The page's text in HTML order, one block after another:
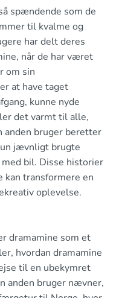
spændende som de
til kvalme og
har delt deres
når de har været
om sin
at have taget
kunne nyde
det varmt til alle,
anden bruger beretter
jævnligt brugte
bil. Disse historier
kan transformere en
oplevelse.
dramamine som et
hvordan dramamine
til en ubekymret
anden bruger nævner,